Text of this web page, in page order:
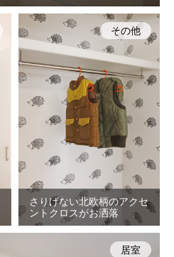
さりげない北欧柄のアクセ
ントクロスがお洒落
その他
居室